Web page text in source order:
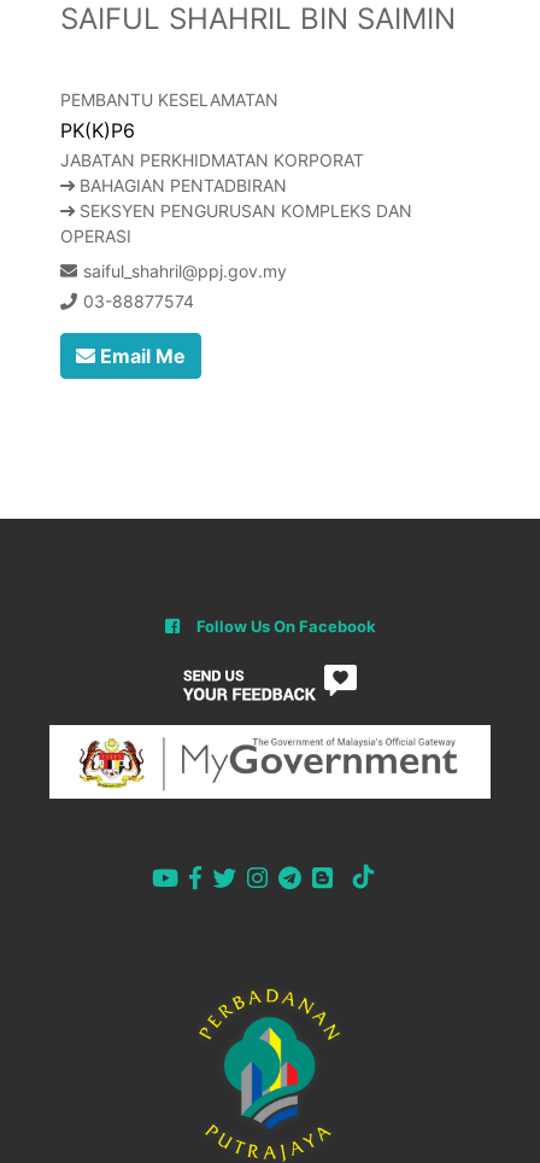
SAIFUL SHAHRIL BIN SAIMIN
PEMBANTU KESELAMATAN
PK(K)P6
JABATAN PERKHIDMATAN KORPORAT
BAHAGIAN PENTADBIRAN
SEKSYEN PENGURUSAN KOMPLEKS DAN
OPERASI
saiful_shahril@ppj.gov.my
03-88877574
Email Me
Follow Us On Facebook